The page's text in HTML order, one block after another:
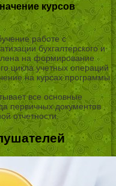
курсов
работе с
бухгалтерского и
на формирование
цикла учетных операций
на курсах программы
все основные
первичных документов
отчетности.